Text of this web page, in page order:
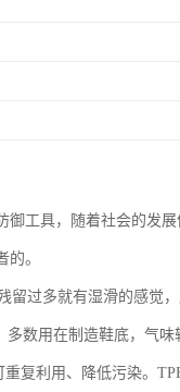
御工具，随着社会的发展
。
留过多就有湿滑的感觉
多数用在制造鞋底，气味
复利用、降低污染。